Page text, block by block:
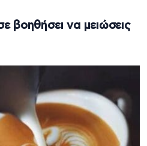
βοηθήσει να μειώσεις